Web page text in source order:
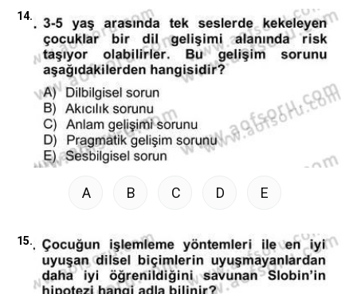
14.
A B C D E
15.